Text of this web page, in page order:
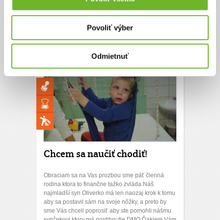
Povoliť výber
Odmietnuť
plnohodnotný život ako moje staršie deti.
Ďakujeme! Vyzbierali sme:10 €
Chcem sa naučiť chodiť!
Obraciam sa na Vas prozbou sme päť členná
rodina ktora to finančne tažko zvláda.Náš
najmladší syn Oliverko má len naozaj krok k tomu
aby sa postavil sám na svoje nôžky, a preto by
sme Vás chceli poprosiť aby ste pomohli nášmu